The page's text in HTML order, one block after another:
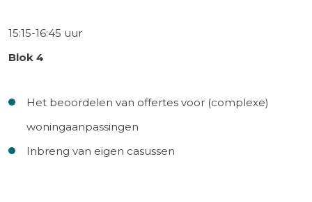
15:15-16:45 uur
Blok 4
Het beoordelen van offertes voor (complexe)
woningaanpassingen
Inbreng van eigen casussen